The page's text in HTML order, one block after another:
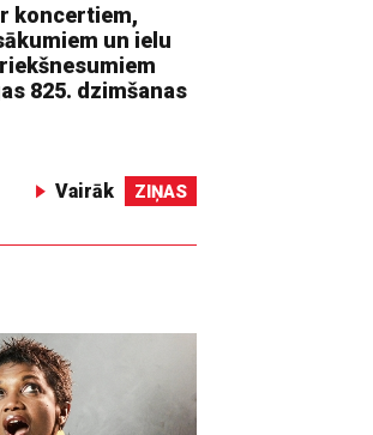
koncertiem,
un ielu
825. dzimšanas
Vairāk ZIŅAS